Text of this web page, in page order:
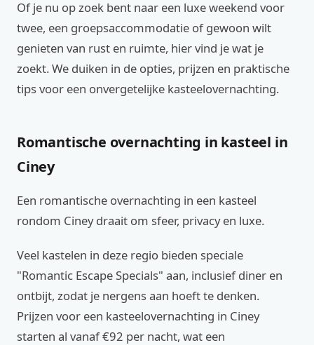
Of je nu op zoek bent naar een luxe weekend voor
twee, een groepsaccommodatie of gewoon wilt
genieten van rust en ruimte, hier vind je wat je
zoekt. We duiken in de opties, prijzen en praktische
tips voor een onvergetelijke kasteelovernachting.
Romantische overnachting in kasteel in
Ciney
Een romantische overnachting in een kasteel
rondom Ciney draait om sfeer, privacy en luxe.
Veel kastelen in deze regio bieden speciale
"Romantic Escape Specials" aan, inclusief diner en
ontbijt, zodat je nergens aan hoeft te denken.
Prijzen voor een kasteelovernachting in Ciney
starten al vanaf €92 per nacht, wat een